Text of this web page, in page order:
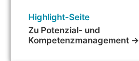
Highlight-Seite
Zu Potenzial- und
Kompetenzmanagement →